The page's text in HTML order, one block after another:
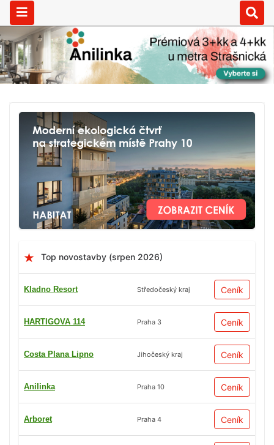
Top novostavby (srpen 2026)
Kladno Resort Středočeský kraj Ceník
HARTIGOVA 114 Praha 3 Ceník
Costa Plana Lipno Jihočeský kraj Ceník
Anilinka Praha 10 Ceník
Arboret Praha 4 Ceník